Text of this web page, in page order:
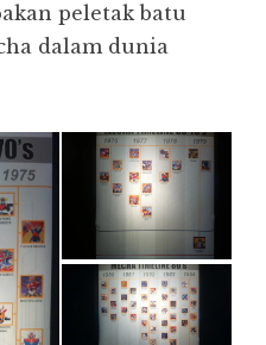
peletak batu
dalam dunia